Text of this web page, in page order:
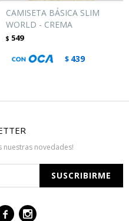
CAMISETA BÁSICA SLIM
WORLD - CREMA
$ 549
$ 439
nuestras novedades!
SUSCRIBIRME
 